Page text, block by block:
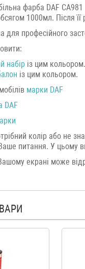
фарба DAF
1000мл. Після
професійного
набір із цим кольором.
із цим кольором.
марки DAF
DAF
колір або не
питання. У цьому
екрані може